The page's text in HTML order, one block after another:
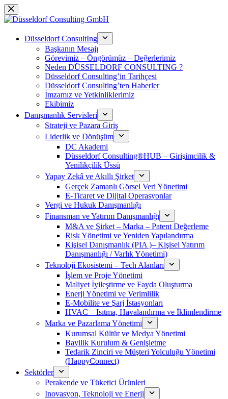
Skip
to
Düsseldorf ConsultIng
Başkanın Mesajı
Görevimiz – Öngörümüz – Değerlerimiz
Neden DÜSSELDORF CONSULTING ?
Düsseldorf Consulting’in Tarihçesi
Düsseldorf Consulting’ten Haberler
İmzamız ve Yetkinliklerimiz
Ekibimiz
Danışmanlık Servisleri
Strateji ve Pazara Giriş
Liderlik ve Dönüşüm
DC Akademi
Düsseldorf Consulting®HUB – Girişimcilik &
Yenilikçilik Üssü
Yapay Zekâ ve Akıllı Şirket
Gerçek Zamanlı Görsel Veri Yönetimi
E-Ticaret ve Dijital Operasyonlar
Vergi ve Hukuk Danışmanlığı
Finansman ve Yatırım Danışmanlığı
M&A ve Şirket – Marka – Patent Değerleme
Risk Yönetimi ve Yeniden Yapılandırma
Kişisel Danışmanlık (PIA )– Kişisel Yatırım
Danışmanlığı / Varlık Yönetimi)
Teknoloji Ekosistemi – Tech Alanları
İşlem ve Proje Yönetimi
Maliyet İyileştirme ve Fayda Oluşturma
Enerji Yönetimi ve Verimlilik
E-Mobilite ve Şarj İstasyonları
HVAC – Isıtma, Havalandırma ve İklimlendirme
Marka ve Pazarlama Yönetimi
Kurumsal Kültür ve Medya Yönetimi
Bayilik Kurulum & Genişletme
Tedarik Zinciri ve Müşteri Yolculuğu Yönetimi
(HappyConnect)
Sektörler
Perakende ve Tüketici Ürünleri
Inovasyon, Teknoloji ve Enerji